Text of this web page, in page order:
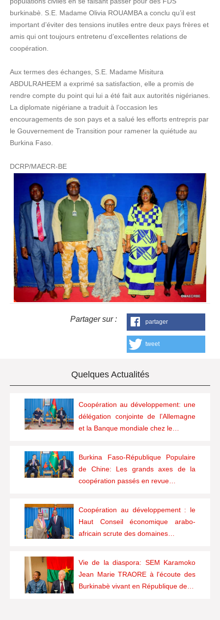
burkinabè. S.E. Madame Olivia ROUAMBA a conclu qu’il est
important d’éviter des tensions inutiles entre deux pays frères et
amis qui ont toujours entretenu d’excellentes relations de
coopération.
Aux termes des échanges, S.E. Madame Misitura
ABDULRAHEEM a exprimé sa satisfaction, elle a promis de
rendre compte du point qui lui a été fait aux autorités nigérianes.
La diplomate nigériane a traduit à l’occasion les
encouragements de son pays et a salué les efforts entrepris par
le Gouvernement de Transition pour ramener la quiétude au
Burkina Faso.
DCRP/MAECR-BE
Partager sur : partager
tweet
Quelques Actualités
Coopération au développement: une
délégation conjointe de l’Allemagne
et la Banque mondiale chez le…
Burkina Faso-République Populaire
de Chine: Les grands axes de la
coopération passés en revue…
Coopération au développement : le
Haut Conseil économique arabo-
africain scrute des domaines…
Vie de la diaspora: SEM Karamoko
Jean Marie TRAORE à l'écoute des
Burkinabè vivant en République de…